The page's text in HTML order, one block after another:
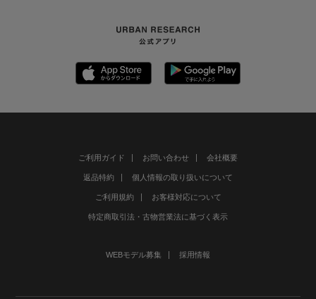
ご利用ガイド お問い合わせ 会社概要
返品特約 個人情報の取り扱いについて
ご利用規約 お客様対応について
特定商取引法・古物営業法に基づく表示
WEBモデル募集 採用情報